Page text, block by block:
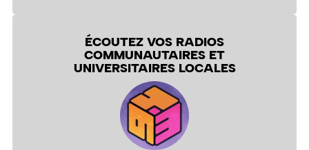
ÉCOUTEZ VOS RADIOS
COMMUNAUTAIRES ET
UNIVERSITAIRES LOCALES